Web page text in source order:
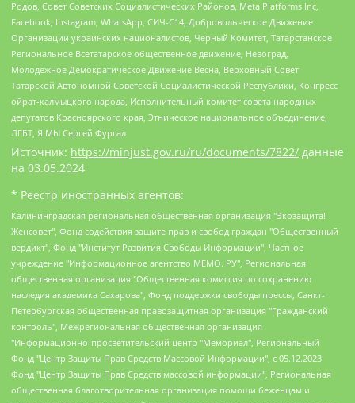
Родов, Совет Советских Социалистических Районов, Meta Platforms Inc,
Facebook, Instagram, WhatsApp, СИЧ-С14, Добровольческое Движение
Организации украинских националистов, Черный Комитет, Татарстанское
Региональное Всетатарское общественное движение, Невоград,
Молодежное Демократическое Движение Весна, Верховный Совет
Татарской Автономной Советской Социалистической Республики, Конгресс
ойрат-калмыцкого народа, Исполнительный комитет совета народных
депутатов Красноярского края, Этническое национальное объединение,
ЛГБТ, Я.МЫ Сергей Фургал
Источник: https://minjust.gov.ru/ru/documents/7822/ данные
на 03.05.2024
* Реестр иностранных агентов:
Калининградская региональная общественная организация "Экозащита!-Женсовет", Фонд содействия защите прав и свобод граждан "Общественный вердикт", Фонд "Институт Развития Свободы Информации", Частное учреждение "Информационное агентство МЕМО. РУ", Региональная общественная организация "Общественная комиссия по сохранению наследия академика Сахарова", Фонд поддержки свободы прессы, Санкт-Петербургская общественная правозащитная организация "Гражданский контроль", Межрегиональная общественная организация "Информационно-просветительский центр "Мемориал", Региональный Фонд "Центр Защиты Прав Средств Массовой Информации", с 05.12.2023 Фонд "Центр Защиты Прав Средств массовой информации", Региональная общественная благотворительная организация помощи беженцам и мигрантам "Гражданское содействие", Негосударственное образовательное учреждение дополнительного профессионального образования (повышение квалификации) специалистов "АКАДЕМИЯ ПО ПРАВАМ ЧЕЛОВЕКА", Свердловская региональная общественная организация "Сутяжник", Автономная некоммерческая организация "Центр независимых социологических исследований", Союз общественных объединений "Российский исследовательский центр по правам человека", Региональное общественное учреждение научно-информационный центр "МЕМОРИАЛ", Некоммерческая организация "Фонд защиты гласности", Автономная некоммерческая организация "Институт прав человека", Городская общественная организация "Екатеринбургское общество "МЕМОРИАЛ", Городская общественная организация "Рязанское историко-просветительское и правозащитное общество "Мемориал" (Рязанский Мемориал), Челябинский региональный орган общественной самодеятельности – женское общественное объединение "Женщины Евразии", Челябинский региональный орган общественной самодеятельности "Уральская правозащитная группа", Фонд содействия защите здоровья и социальной справедливости имени Андрея Рылькова, Автономная Некоммерческая Организация "Аналитический Центр Юрия Левады", Автономная некоммерческая организация социальной поддержки населения "Проект Апрель", Региональная общественная организация помощи женщинам и детям, находящимся в кризисной ситуации "Информационно-методический центр "Анна", Фонд содействия развитию массовых коммуникаций и правовому просвещению "Так-так-Так", Фонд содействия устойчивому развитию "Серебряная тайга", Свердловский региональный общественный фонд социальных проектов "Новое время", "Idel.Реалии", Кавказ.Реалии, Крым.Реалии, Телеканал Настоящее Время, Татаро-башкирская служба Радио Свобода (Azatliq Radiosi), Радио Свободная Европа/Радио Свобода (PCE/PC), "Сибирь.Реалии", "Фактограф", Благотворительный фонд помощи осужденным и их семьям, Автономная некоммерческая организация "Институт глобализации и социальных движений", Фонд "В защиту прав заключенных", Частное учреждение "Центр поддержки и содействия развитию средств массовой информации", Пензенский региональный общественный благотворительный фонд "Гражданский союз", "Север.Реалии", Некоммерческая организация Фонд "Правовая инициатива", Общество с ограниченной ответственностью "Радио Свободная Европа/Радио Свобода", Чешское информационное агентство "MEDIUM-ORIENT", Красноярская региональная общественная организация "Мы против СПИДа", Камалягин Денис Николаевич, Маркелов Сергей Евгеньевич, Пономарев Лев Александрович, Савицкая Людмила Алексеевна, Автономная некоммерческая организация "Центр по работе с проблемой насилия "НАСИЛИЮ.НЕТ", Межрегиональный профессиональный союз работников здравоохранения "Альянс врачей", Юридическое лицо, зарегистрированное в Латвийской Республике, SIA "Medusa Project" (регистрационный номер 40103797863, дата регистрации 10.06.2014), Некоммерческая организация "Фонд по борьбе с коррупцией", Автономная некоммерческая организация "Институт права и публичной политики", Баданин Роман Сергеевич, Гликин Максим Александрович, Железнова Мария Михайловна, Лукьянова Юлия Сергеевна, Маетная Елизавета Витальевна, Маняхин Петр Борисович, Чуракова Ольга Владимировна, Ярош Юлия Петровна, Юридическое лицо "The Insider SIA", зарегистрированное в Риге, Латвийская Республика (дата регистрации 26.06.2015), являющееся администратором доменного имени интернет-издания "The Insider SIA", https://theins.ru, Постернак Алексей Евгеньевич, Рубин Михаил Аркадьевич, Анин Роман Александрович, Юридическое лицо Istories fonds, зарегистрированное в Латвийской Республике (регистрационный номер 50008295751, дата регистрации 24.02.2020), Великовский Дмитрий Александрович, Долинина Ирина Николаевна, Мароховская Алеся Алексеевна, Шлейнов Роман Юрьевич, Шмагун Олеся Валентиновна, Общество с ограниченной ответственностью "Альтаир 2021", Общество с ограниченной ответственностью "Вега 2021", Общество с ограниченной ответственностью "Главный редактор 2021", Общество с ограниченной ответственностью "Ромашки монолит", Важенков Артем Валерьевич, Ивановская областная общественная организация "Центр гендерных исследований", Гурман Юрий Альбертович, Медиапроект "ОВД-Инфо", Егоров Владимир Владимирович, Жилинский Владимир Александрович, Общество с ограниченной ответственностью "ЗП", Иванова София Юрьевна, Карезина Инна Павловна, Кильтау Екатерина Викторовна, Петров Алексей Викторович, Пискунов Сергей Евгеньевич, Смирнов Сергей Сергеевич, Тихонов Михаил Сергеевич, Общество с ограниченной ответственностью "ЖУРНАЛИСТ-ИНОСТРАННЫЙ АГЕНТ", Арапова Галина Юрьевна, Вольтская Татьяна Анатольевна, Американская компания "Mason G.E.S. Anonymous Foundation" (США), являющаяся владельцем интернет-издания https://mnews.world/, Компания "Stichting Bellingcat", зарегистрированная в Нидерландах (дата регистрации 11.07.2018), Захаров Андрей Вячеславович, Клепиковская Екатерина Дмитриевна, Общество с ограниченной ответственностью "МЕМО", Перл Роман Александрович, Симонов Евгений Алексеевич, Соловьева Елена Анатольевна, Сотников Даниил Владимирович, Сурначева Елизавета Дмитриевна, Автономная некоммерческая организация по защите прав человека и информированию населения "Якутия – Наше Мнение", Общество с ограниченной ответственностью "Москоу диджитал медиа", с 26.01.2023 Общество с ограниченной ответственностью "Чайка Белые сады", Ветошкина Валерия Валерьевна, Заговора Максим Александрович, Межрегиональное общественное движение "Российская ЛГБТ - сеть", Оленичев Максим Владимирович, Павлов Иван Юрьевич, Скворцова Елена Сергеевна, Общество с ограниченной ответственностью "Как бы инагент", Кочетков Игорь Викторович, Общество с ограниченной ответственностью "Честные выборы", Еланчик Олег Александрович, Общество с ограниченной ответственностью "Нобелевский призыв", Гималова Регина Эмилевна, Григорьев Андрей Валерьевич, Григорьева Алина Александровна, Ассоциация по содействию защите прав призывников, альтернативнослужащих и военнослужащих "Правозащитная группа "Гражданин.Армия.Право", Хисамова Регина Фаритовна, Автономная некоммерческая организация по реализации социально-правовых программ "Лилит", Дальневосточное общественное движение "Маяк", Санкт-Петербургская ЛГБТ-инициативная группа "Выход", Инициативная группа ЛГБТ+ "Реверс", Алексеев Андрей Викторович, Бекбулатова Таисия Львовна, Беляев Иван Михайлович, Владыкина Елена Сергеевна, Гельман Марат Александрович, Никульшина Вероника Юрьевна, Толоконникова Надежда Андреевна, Шендерович Виктор Анатольевич, Общество с ограниченной ответственностью "Данное сообщение", Общество с ограниченной ответственностью Издательский дом "Новая глава", Айнбиндер Александра Александровна, Московский комьюнити-центр для ЛГБТ+инициатив, Благотворительный фонд развития филантропии, Deutsche Welle (Германия, Kurt-Schumacher-Strasse 3, 53113 Bonn), Борзунова Мария Михайловна, Воробьев Виктор Викторович, Голубева Анна Львовна, Константинова Алла Михайловна, Малкова Ирина Владимировна, Мурадов Мурад Абдулгалимович, Осетинская Елизавета Николаевна, Понасенков Евгений Николаевич, Ганапольский Матвей Юрьевич, Киселев Евгений Алексеевич, Борухович Ирина Григорьевна, Дремин Иван Тимофеевич, Дубровский Дмитрий Викторович, Красноярская региональная общественная организация поддержки и развития альтернативных образовательных технологий и межкультурных коммуникаций "ИНТЕРРА", Маяковская Екатерина Алексеевна, Фейгин Марк Захарович, Филимонов Андрей Викторович, Дзугкоева Регина Николаевна, Доброхотов Роман Александрович, Дудь Юрий Александрович, Елкин Сергей Владимирович, Кругликов Кирилл Игоревич, Сабунаева Мария Леонидовна, Семенов Алексей Владимирович, Шаинян Карен Багратович, Шульман Екатерина Михайловна, Асафьев Артур Валерьевич, Вахштайн Виктор Семенович, Венедиктов Алексей Алексеевич, Лушникова Екатерина Евгеньевна, Волков Леонид Михайлович, Невзоров Александр Глебович, Пархоменко Сергей Борисович, Сироткин Ярослав Николаевич, Кара-Мурза Владимир Владимирович, Баранова Наталья Владимировна, Гозман Леонид Яковлевич, Кагарлицкий Борис Юльевич, Климарев Михаил Валерьевич, Милов Владимир Станиславович, Автономная некоммерческая организация Краснодарский центр современного искусства "Типография", Моргенштерн Алишер Тагирович, Соболь Любовь Эдуардовна, Общество с ограниченной ответственностью "ЛИЗА НОРМ", Каспаров Гарри Кимович, Ходорковский Михаил Борисович, Общество с ограниченной ответственностью "Апрельские тезисы", Данилович Ирина Брониславовна, Кашин Олег Владимирович, Петров Николай Владимирович, Пивоваров Алексей Владимирович, Соколов Михаил Владимирович, Цветкова Юлия Владимировна, Чичваркин Евгений Александрович, Комитет против пыток/Команда против пыток, Общество с ограниченной ответственностью "Первый научный", Общество с ограниченной ответственностью "Вертолет и ко", Белоцерковская Вероника Борисовна, Кац Максим Евгеньевич, Лазарева Татьяна Юрьевна, Шаведдинов Руслан Табризович, Яшин Илья Валерьевич, Общество с ограниченной ответственностью "Иноагент ААВ", Алешковский Дмитрий Петрович, Альбац Евгения Марковна, Быков Дмитрий Львович, Галямина Юлия Евгеньевна, Лойко Сергей Леонидович, Мартынов Кирилл Константинович, Медведев Сергей Александрович, Крашенинников Федор Геннадиевич, Гордеева Катерина Вл